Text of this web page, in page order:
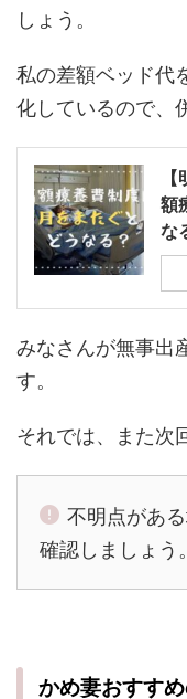
しょう。
私の差額ベッド代
化しているので、
額
な
みなさんが無事出
す。
それでは、また次
不明点があ
確認しましょう。
かめ妻おすす